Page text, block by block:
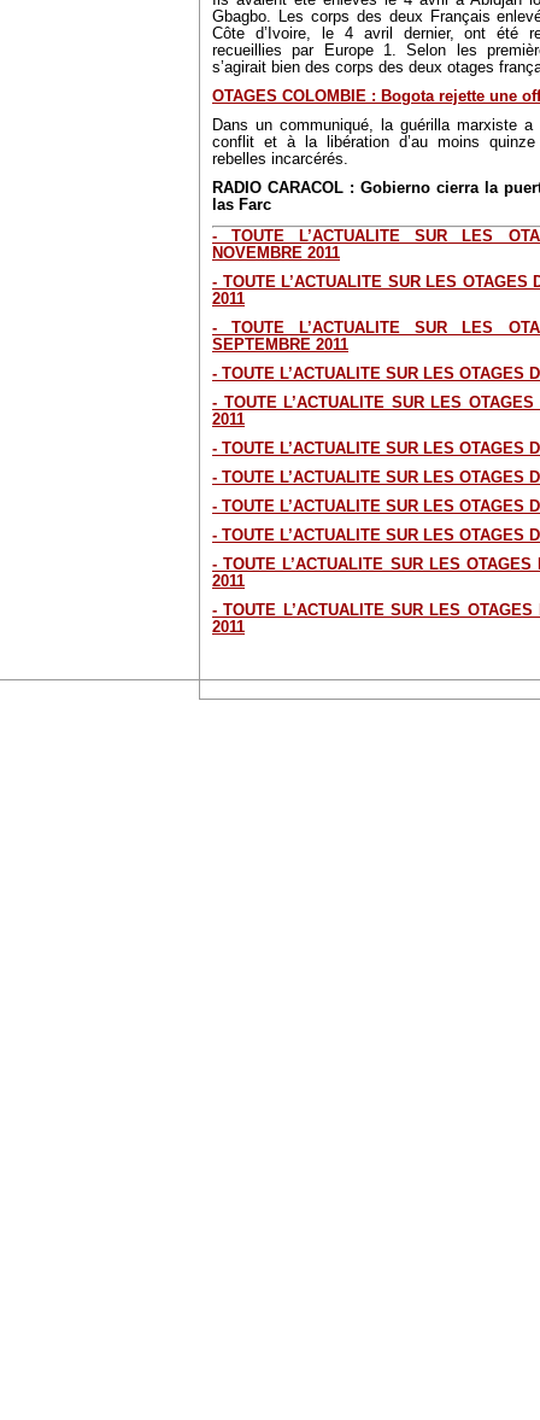
Gbagbo. Les corps des deux Français
Côte d’Ivoire, le 4 avril dernier, ont été
recueillies par Europe 1. Selon les
s’agirait bien des corps des deux otages
OTAGES COLOMBIE : Bogota rejette une
Dans un communiqué, la guérilla marxiste
conflit et à la libération d’au moins
rebelles incarcérés.
RADIO CARACOL : Gobierno cierra la
las Farc
- TOUTE L’ACTUALITE SUR LES
NOVEMBRE 2011
- TOUTE L’ACTUALITE SUR LES OTAGES
2011
- TOUTE L’ACTUALITE SUR LES
SEPTEMBRE 2011
- TOUTE L’ACTUALITE SUR LES OTAGES
- TOUTE L’ACTUALITE SUR LES
2011
- TOUTE L’ACTUALITE SUR LES OTAGES
- TOUTE L’ACTUALITE SUR LES OTAGES
- TOUTE L’ACTUALITE SUR LES OTAGES
- TOUTE L’ACTUALITE SUR LES OTAGES
- TOUTE L’ACTUALITE SUR LES
2011
- TOUTE L’ACTUALITE SUR LES
2011